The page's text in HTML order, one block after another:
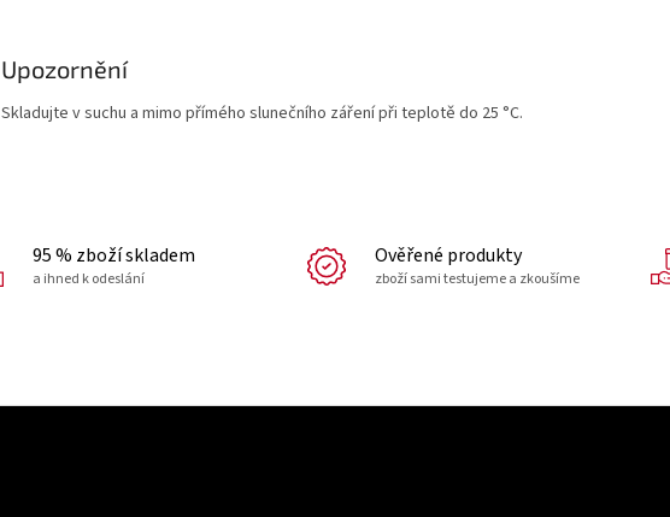
Upozornění
Skladujte v suchu a mimo přímého slunečního záření při teplotě do 25 °C.
95 % zboží skladem
a ihned k odeslání
Ověřené produkty
zboží sami testujeme a zkoušíme